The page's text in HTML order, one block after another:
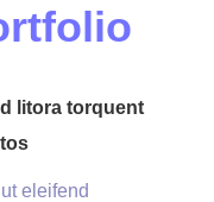
litora torquent
eleifend